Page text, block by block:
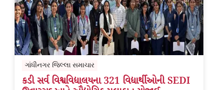
ગાંધીનગર જિલ્લા સમાચાર
કડી સર્વ વિશ્વવિદ્યાલયના 321 વિદ્યાર્થીઓની SEDI